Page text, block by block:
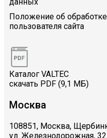
Положение об
пользователя сайта
Каталог VALTEC
скачать PDF (9,1 МБ)
Москва
108851, Москва,
ул. Железнодорожная, 32,